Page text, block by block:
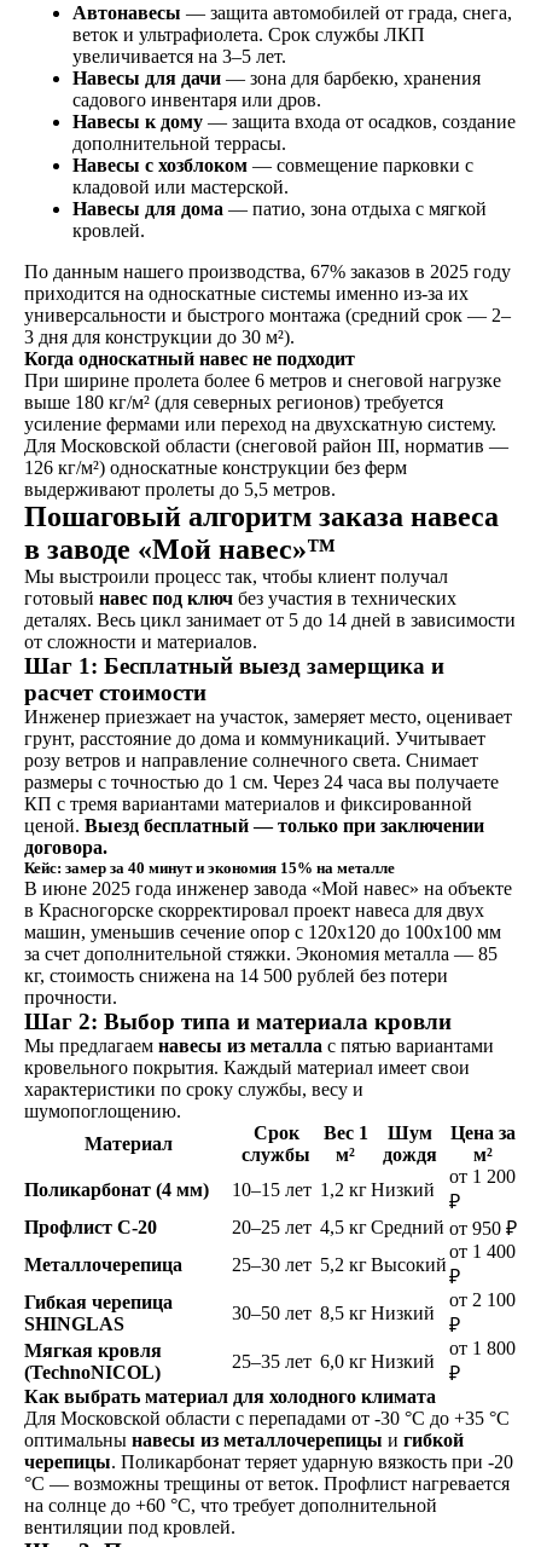
Автонавесы — защита автомобилей от града, снега,
веток и ультрафиолета. Срок службы ЛКП
увеличивается на 3–5 лет.
Навесы для дачи — зона для барбекю, хранения
садового инвентаря или дров.
Навесы к дому — защита входа от осадков, создание
дополнительной террасы.
Навесы с хозблоком — совмещение парковки с
кладовой или мастерской.
Навесы для дома — патио, зона отдыха с мягкой
кровлей.
По данным нашего производства, 67% заказов в 2025 году
приходится на односкатные системы именно из-за их
универсальности и быстрого монтажа (средний срок — 2–
3 дня для конструкции до 30 м²).
Когда односкатный навес не подходит
При ширине пролета более 6 метров и снеговой нагрузке
выше 180 кг/м² (для северных регионов) требуется
усиление фермами или переход на двухскатную систему.
Для Московской области (снеговой район III, норматив —
126 кг/м²) односкатные конструкции без ферм
выдерживают пролеты до 5,5 метров.
Пошаговый алгоритм заказа навеса
в заводе «Мой навес»™
Мы выстроили процесс так, чтобы клиент получал
готовый навес под ключ без участия в технических
деталях. Весь цикл занимает от 5 до 14 дней в зависимости
от сложности и материалов.
Шаг 1: Бесплатный выезд замерщика и
расчет стоимости
Инженер приезжает на участок, замеряет место, оценивает
грунт, расстояние до дома и коммуникаций. Учитывает
розу ветров и направление солнечного света. Снимает
размеры с точностью до 1 см. Через 24 часа вы получаете
КП с тремя вариантами материалов и фиксированной
ценой. Выезд бесплатный — только при заключении
договора.
Кейс: замер за 40 минут и экономия 15% на металле
В июне 2025 года инженер завода «Мой навес» на объекте
в Красногорске скорректировал проект навеса для двух
машин, уменьшив сечение опор с 120x120 до 100x100 мм
за счет дополнительной стяжки. Экономия металла — 85
кг, стоимость снижена на 14 500 рублей без потери
прочности.
Шаг 2: Выбор типа и материала кровли
Мы предлагаем навесы из металла с пятью вариантами
кровельного покрытия. Каждый материал имеет свои
характеристики по сроку службы, весу и
шумопоглощению.
Материал
Срок
службы
Вес 1
м²
Шум
дождя
Цена за
м²
Поликарбонат (4 мм)
10–15 лет 1,2 кгНизкий
от 1 200
₽
Профлист С-20
20–25 лет 4,5 кгСредний от 950 ₽
Металлочерепица
25–30 лет 5,2 кгВысокий
от 1 400
₽
Гибкая черепица
SHINGLAS
30–50 лет 8,5 кгНизкий
от 2 100
₽
Мягкая кровля
(TechnoNICOL)
25–35 лет 6,0 кгНизкий
от 1 800
₽
Как выбрать материал для холодного климата
Для Московской области с перепадами от -30 °C до +35 °C
оптимальны навесы из металлочерепицы и гибкой
черепицы. Поликарбонат теряет ударную вязкость при -20
°C — возможны трещины от веток. Профлист нагревается
на солнце до +60 °C, что требует дополнительной
вентиляции под кровлей.